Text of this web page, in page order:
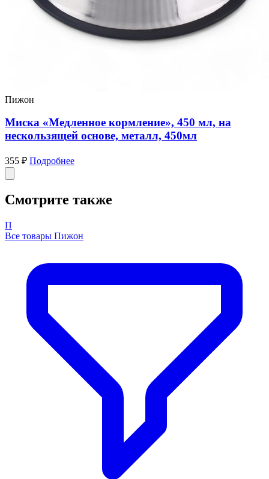
Пижон
Миска «Медленное кормление», 450 мл, на
нескользящей основе, металл, 450мл
355 ₽ Подробнее
Смотрите также
П
Все товары Пижон